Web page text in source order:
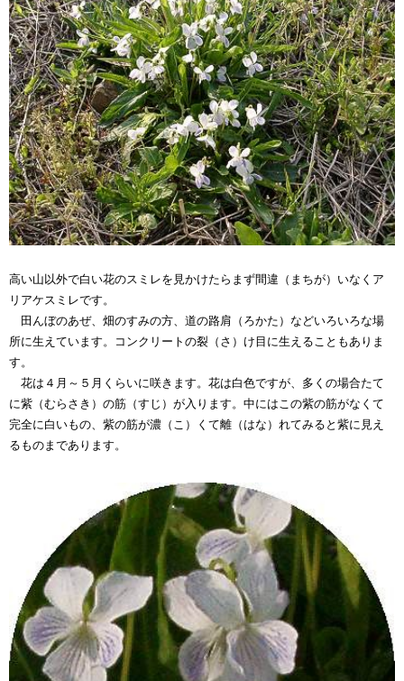
高い山以外で白い花のスミレを見かけたらまず間違（まちが）いなくア
リアケスミレです。
田んぼのあぜ、畑のすみの方、道の路肩（ろかた）などいろいろな場
所に生えています。コンクリートの裂（さ）け目に生えることもありま
す。
花は４月～５月くらいに咲きます。花は白色ですが、多くの場合たて
に紫（むらさき）の筋（すじ）が入ります。中にはこの紫の筋がなくて
完全に白いもの、紫の筋が濃（こ）くて離（はな）れてみると紫に見え
るものまであります。